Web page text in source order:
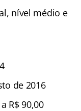
nível médio e
de 2016
R$ 90,00